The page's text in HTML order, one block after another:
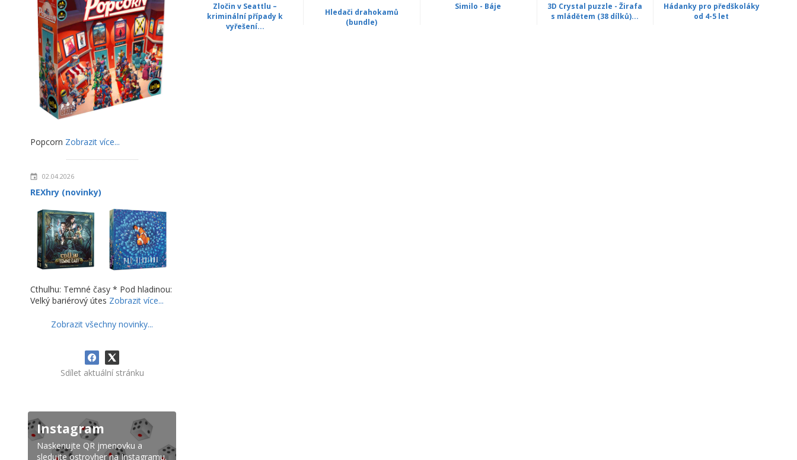
Popcorn Zobrazit více...
02.04.2026
REXhry (novinky)
Cthulhu: Temné časy * Pod hladinou:
Velký bariérový útes Zobrazit více...
Zobrazit všechny novinky...
Sdílet aktuální stránku
Instagram
Naskenujte QR jmenovku a
sledujte ostrovher na Instagramu.
Zločin v Seattlu –
kriminální případy k
vyřešení...
Hledači drahokamů
(bundle)
Similo - Báje
3D Crystal puzzle - Žirafa
s mládětem (38 dílků)...
Hádanky pro předškoláky
od 4-5 let